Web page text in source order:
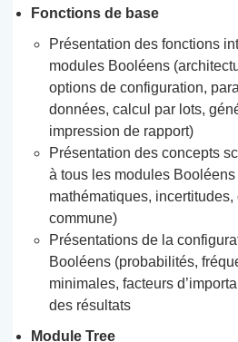
Fonctions de base
Présentation des fonctions
modules Booléens
options de configuration,
données, calcul par lots,
impression de rapport)
Présentation des concepts
à tous les modules
mathématiques,
commune)
Présentations de la
Booléens (probabilités,
minimales, facteurs
des résultats
Module Tree